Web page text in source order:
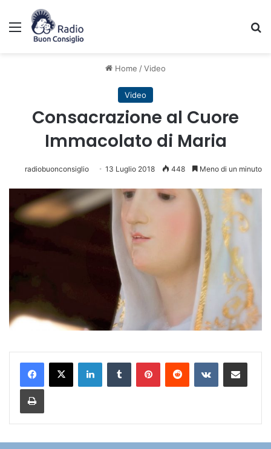
Menu
Home /Video
Video
Consacrazione al Cuore
Immacolato di Maria
radiobuonconsiglio 13 Luglio 2018 448 Meno di un minuto